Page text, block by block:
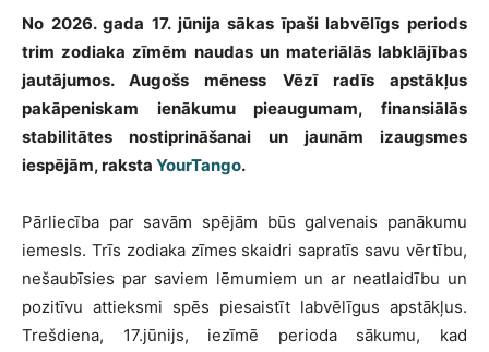
No 2026. gada 17. jūnija sākas īpaši labvēlīgs periods
trim zodiaka zīmēm naudas un materiālās labklājības
jautājumos. Augošs mēness Vēzī radīs apstākļus
pakāpeniskam ienākumu pieaugumam, finansiālās
stabilitātes nostiprināšanai un jaunām izaugsmes
iespējām, raksta YourTango.
Pārliecība par savām spējām būs galvenais panākumu
iemesls. Trīs zodiaka zīmes skaidri sapratīs savu vērtību,
nešaubīsies par saviem lēmumiem un ar neatlaidību un
pozitīvu attieksmi spēs piesaistīt labvēlīgus apstākļus.
Trešdiena, 17.jūnijs, iezīmē perioda sākumu, kad